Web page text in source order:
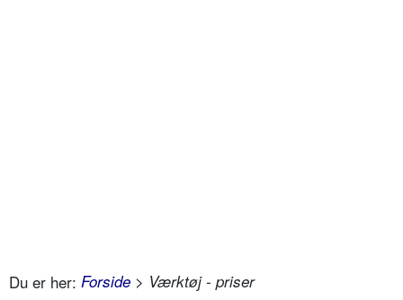
Du er her: Forside > Værktøj - priser